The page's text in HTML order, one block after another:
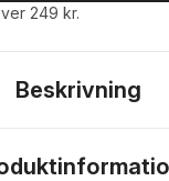
249 kr.
Beskrivning